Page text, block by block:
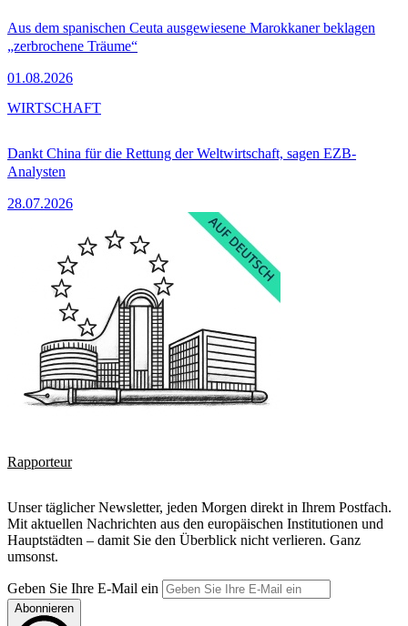
Aus dem spanischen Ceuta ausgewiesene Marokkaner beklagen
„zerbrochene Träume“
01.08.2026
Dankt China für die Rettung der Weltwirtschaft, sagen EZB-
Analysten
28.07.2026
WIRTSCHAFT
Rapporteur
Unser täglicher Newsletter, jeden Morgen direkt in Ihrem Postfach.
Mit aktuellen Nachrichten aus den europäischen Institutionen und
Hauptstädten – damit Sie den Überblick nicht verlieren. Ganz
umsonst.
Geben Sie Ihre E-Mail ein
Abonnieren